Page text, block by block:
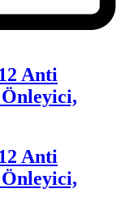
Anti
Anti